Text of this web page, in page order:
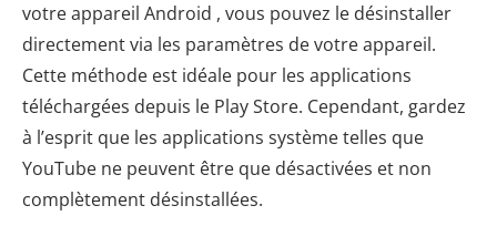
votre appareil Android , vous pouvez le désinstaller
directement via les paramètres de votre appareil.
Cette méthode est idéale pour les applications
téléchargées depuis le Play Store. Cependant, gardez
à l’esprit que les applications système telles que
YouTube ne peuvent être que désactivées et non
complètement désinstallées.